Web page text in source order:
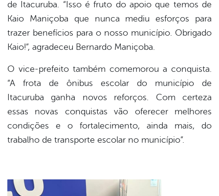
de Itacuruba. “Isso é fruto do apoio que temos de
Kaio Maniçoba que nunca mediu esforços para
trazer benefícios para o nosso município. Obrigado
Kaio!”, agradeceu Bernardo Maniçoba.
O vice-prefeito também comemorou a conquista.
“A frota de ônibus escolar do município de
Itacuruba ganha novos reforços. Com certeza
essas novas conquistas vão oferecer melhores
condições e o fortalecimento, ainda mais, do
trabalho de transporte escolar no município”.